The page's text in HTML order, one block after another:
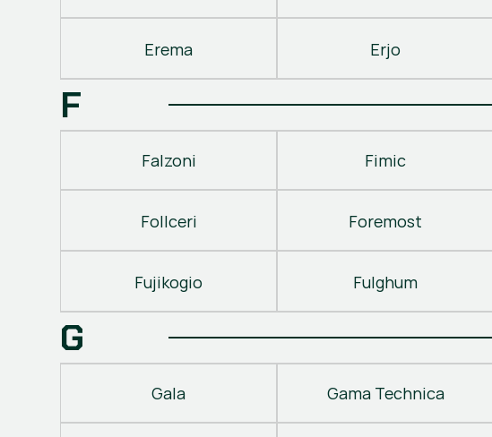
Erema Erjo
F
Falzoni Fimic
Follceri Foremost
Fujikogio Fulghum
G
Gala Gama Technica